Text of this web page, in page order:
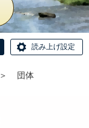
読み上げ設定
＞ 団体